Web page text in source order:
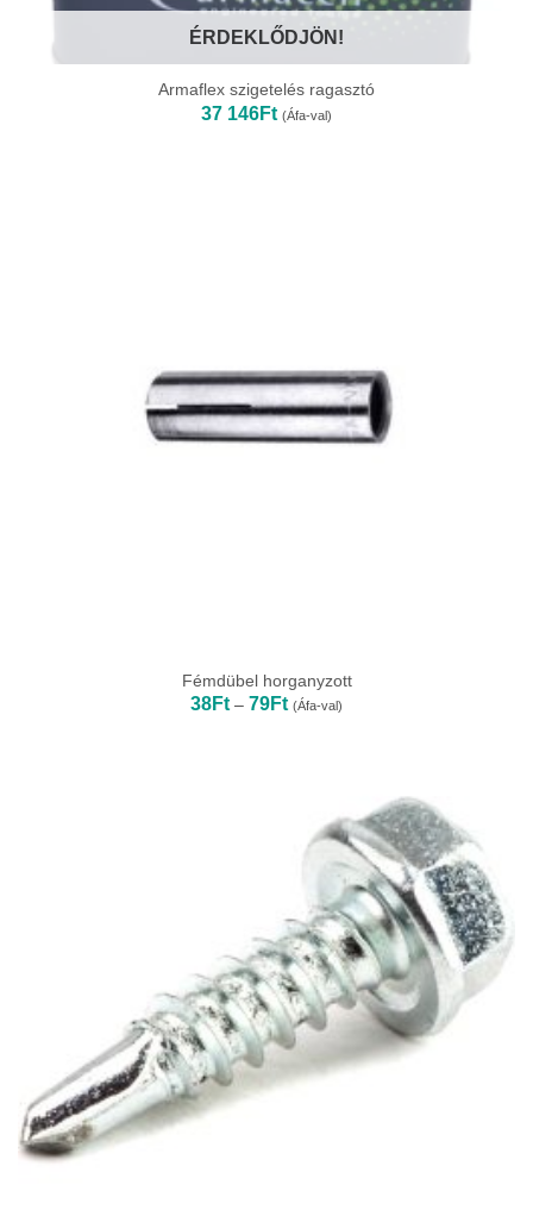
ÉRDEKLŐDJÖN!
Armaflex szigetelés ragasztó
37 146Ft (Áfa-val)
Fémdübel horganyzott
38Ft – 79FtÁrtartomány:
38Ft
(Áfa-val)